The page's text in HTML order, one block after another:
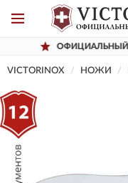
МАГАЗИН VICTORINOX
VICTORINOX НОЖИ